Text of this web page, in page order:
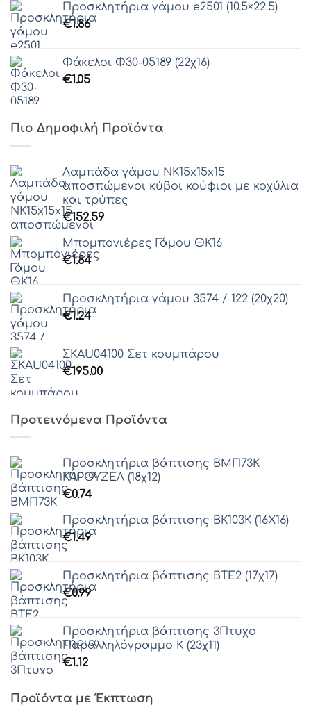
Προσκλητήρια γάμου e2501 (10.5×22.5)
€1.86
Φάκελοι Φ30-05189 (22χ16)
€1.05
Πιο Δημοφιλή Προϊόντα
Λαμπάδα γάμου ΝΚ15x15x15
αποσπώμενοι κύβοι κούφιοι με κοχύλια
και τρύπες
€152.59
Μπομπονιέρες Γάμου ΘΚ16
€1.84
Προσκλητήρια γάμου 3574 / 122 (20χ20)
€1.24
ΣΚAU04100 Σετ κουμπάρου
€195.00
Προτεινόμενα Προϊόντα
Προσκλητήρια βάπτισης ΒΜΠ73Κ
ΚΑΡΟΥΖΕΛ (18χ12)
€0.74
Προσκλητήρια βάπτισης ΒΚ103Κ (16Χ16)
€1.49
Προσκλητήρια βάπτισης ΒΤΕ2 (17χ17)
€0.99
Προσκλητήρια βάπτισης 3Πτυχο
Παραλληλόγραμμο Κ (23χ11)
€1.12
Προϊόντα με Έκπτωση